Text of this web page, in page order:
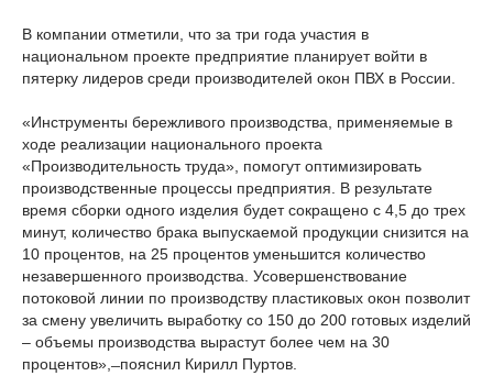
В компании отметили, что за три года участия в
национальном проекте предприятие планирует войти в
пятерку лидеров среди производителей окон ПВХ в России.
«Инструменты бережливого производства, применяемые в
ходе реализации национального проекта
«Производительность труда», помогут оптимизировать
производственные процессы предприятия. В результате
время сборки одного изделия будет сокращено с 4,5 до трех
минут, количество брака выпускаемой продукции снизится на
10 процентов, на 25 процентов уменьшится количество
незавершенного производства. Усовершенствование
потоковой линии по производству пластиковых окон позволит
за смену увеличить выработку со 150 до 200 готовых изделий
– объемы производства вырастут более чем на 30
процентов», ̶ пояснил Кирилл Пуртов.